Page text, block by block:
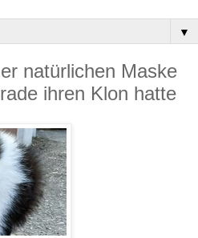
▼
natürlichen Maske
ihren Klon hatte